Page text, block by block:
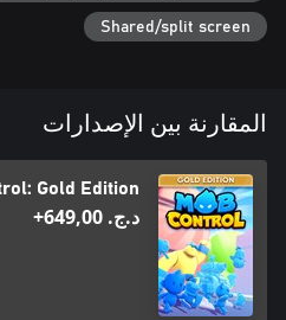
مجموعتك من البطاقات. تمتلك البطاقات
استراتيجيتك في الدفاع عن الأبراج إلى
اجمع جيشك، واستفد من قوة البطاقات
Shared/split screen
المقارنة بين الإصدارات
Gold Edition
د.ج.‏ 649,00+